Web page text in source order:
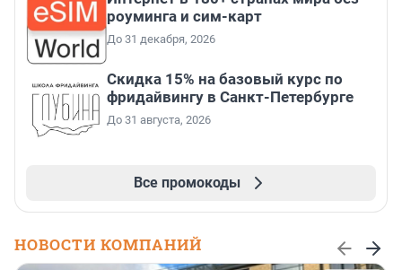
роуминга и сим-карт
До 31 декабря, 2026
Скидка 15% на базовый курс по
фридайвингу в Санкт-Петербурге
До 31 августа, 2026
Все промокоды
НОВОСТИ КОМПАНИЙ